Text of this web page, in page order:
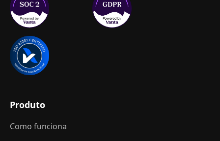
Produto
Como funciona